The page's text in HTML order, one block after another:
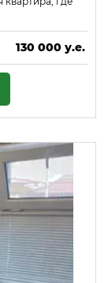
130 000 у.е.
5 590 000 ₴